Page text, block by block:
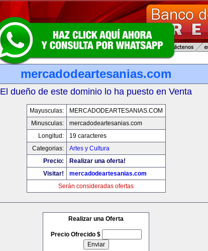
mercadodeartesanias.com
El dueño de este dominio lo ha puesto en Venta
Mayusculas:
MERCADODEARTESANIAS.COM
Minusculas:
mercadodeartesanias.com
Longitud:
19 caracteres
Categorias:
Artes y Cultura
Precio:
Realizar una oferta!
Visitar!
mercadodeartesanias.com
Serán consideradas ofertas
Realizar una Oferta
Precio Ofrecido $